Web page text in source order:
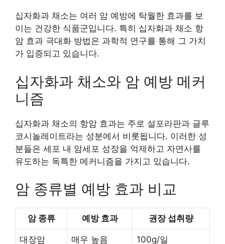
십자화과 채소는 여러 암 예방에 탁월한 효과를 보
이는 건강한 식품군입니다. 특히 십자화과 채소 항
암 효과 극대화 방법은 과학적 연구를 통해 그 가치
가 입증되고 있습니다.
십자화과 채소와 암 예방 메커
니즘
십자화과 채소의 항암 효과는 주로 설포라판과 글루
코시놀레이트라는 성분에서 비롯됩니다. 이러한 성
분들은 세포 내 암세포 성장을 억제하고 자연사를
유도하는 독특한 메커니즘을 가지고 있습니다.
암 종류별 예방 효과 비교
암 종류 예방 효과 권장 섭취량
대장암 매우 높음 100g/일